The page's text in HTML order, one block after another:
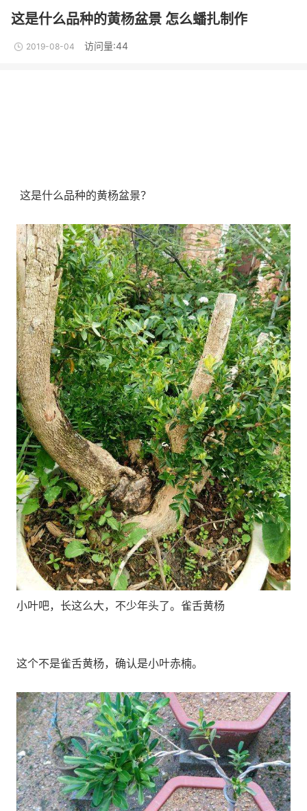
这是什么品种的黄杨盆景 怎么蟠扎制作
2019-08-04 访问量:44
这是什么品种的黄杨盆景？
小叶吧，长这么大，不少年头了。雀舌黄杨
这个不是雀舌黄杨，确认是小叶赤楠。